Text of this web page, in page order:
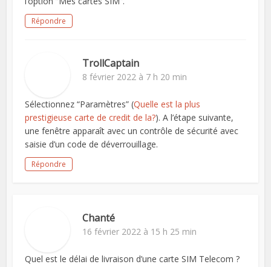
Répondre
TrollCaptain
8 février 2022 à 7 h 20 min
Sélectionnez “Paramètres” (Quelle est la plus
prestigieuse carte de credit de la?). A l’étape suivante,
une fenêtre apparaît avec un contrôle de sécurité avec
saisie d’un code de déverrouillage.
Répondre
Chanté
16 février 2022 à 15 h 25 min
Quel est le délai de livraison d’une carte SIM Telecom ?